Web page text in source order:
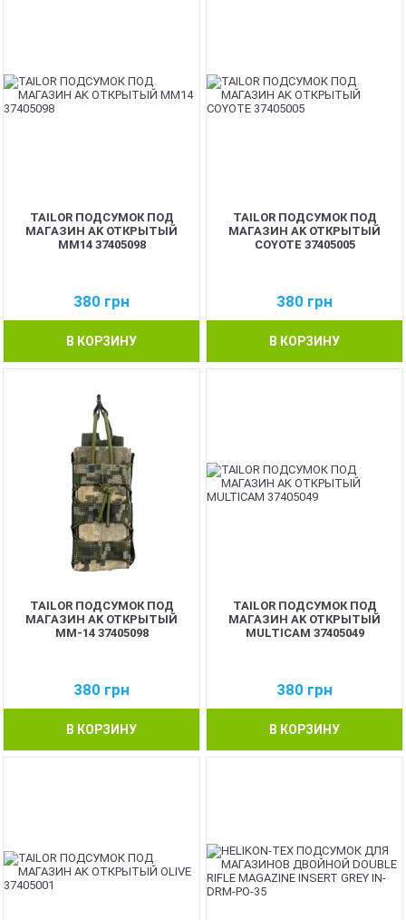
TAILOR ПОДСУМОК ПОД
МАГАЗИН AK ОТКРЫТЫЙ
MM14 37405098
380 грн
В КОРЗИНУ
TAILOR ПОДСУМОК ПОД
МАГАЗИН AK ОТКРЫТЫЙ
COYOTE 37405005
380 грн
В КОРЗИНУ
TAILOR ПОДСУМОК ПОД
МАГАЗИН AK ОТКРЫТЫЙ
ММ-14 37405098
380 грн
В КОРЗИНУ
TAILOR ПОДСУМОК ПОД
МАГАЗИН AK ОТКРЫТЫЙ
MULTICAM 37405049
380 грн
В КОРЗИНУ